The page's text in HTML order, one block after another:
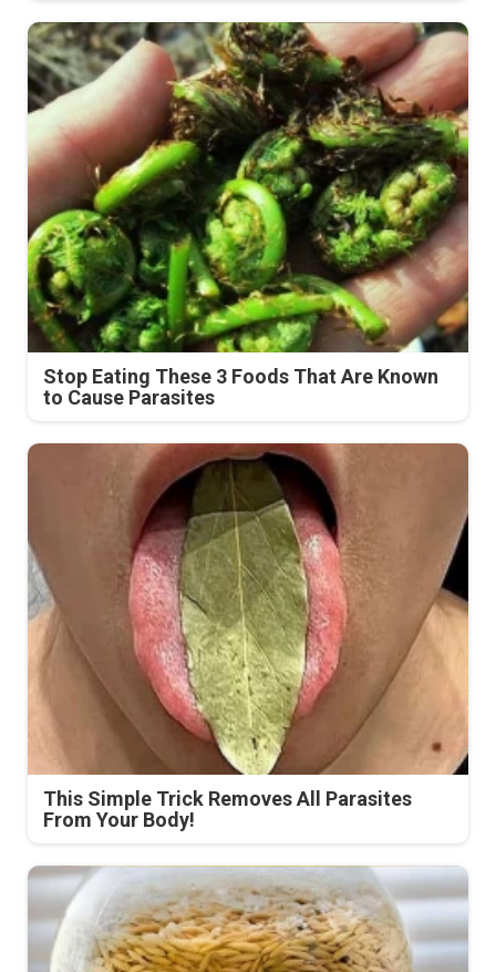
Stop Eating These 3 Foods That Are Known
to Cause Parasites
This Simple Trick Removes All Parasites
From Your Body!